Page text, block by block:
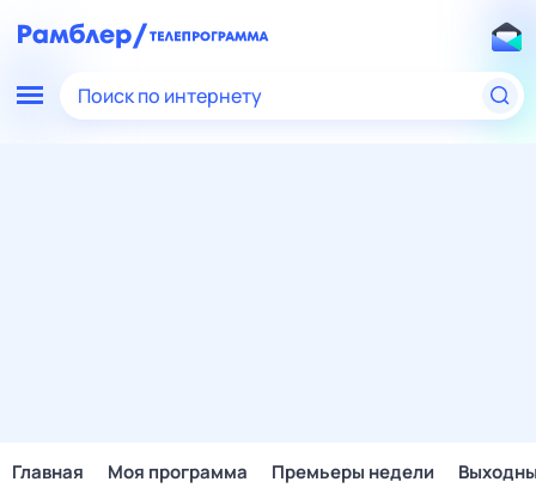
Поиск по интернету
Главная Моя программа Премьеры недели